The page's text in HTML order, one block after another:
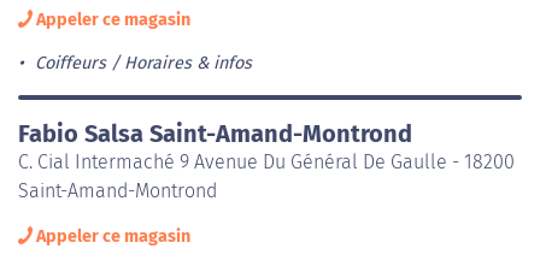
Appeler ce magasin
Coiffeurs Horaires & infos
Fabio Salsa Saint-Amand-Montrond
C. Cial Intermaché 9 Avenue Du Général De Gaulle - 18200
Saint-Amand-Montrond
Appeler ce magasin